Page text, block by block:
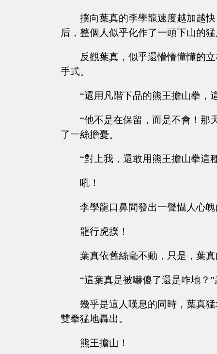
撲向葉真的李學龍速度越加越
后，整個人似乎化作了一頭下山的
反觀葉真，似乎還懵懵懂懂的
手式。
“還用凡階下品的熊王擔山拳，
“他不是在保留，而是不會！那
了一絲擔憂。
“對上我，還敢用熊王擔山拳這
吼！
李學龍口鼻間發出一聲懾人心
龍行虎撲！
葉真依舊絲毫不動，只是，葉
“這葉真是被嚇傻了還是咋地？
幾乎是這人嘆息的同時，葉真
雙拳猛地轟出。
熊王擔山！